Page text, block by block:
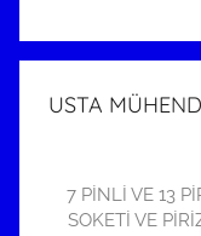
USTA
7 PİNLİ VE 13
SOKETİ VE